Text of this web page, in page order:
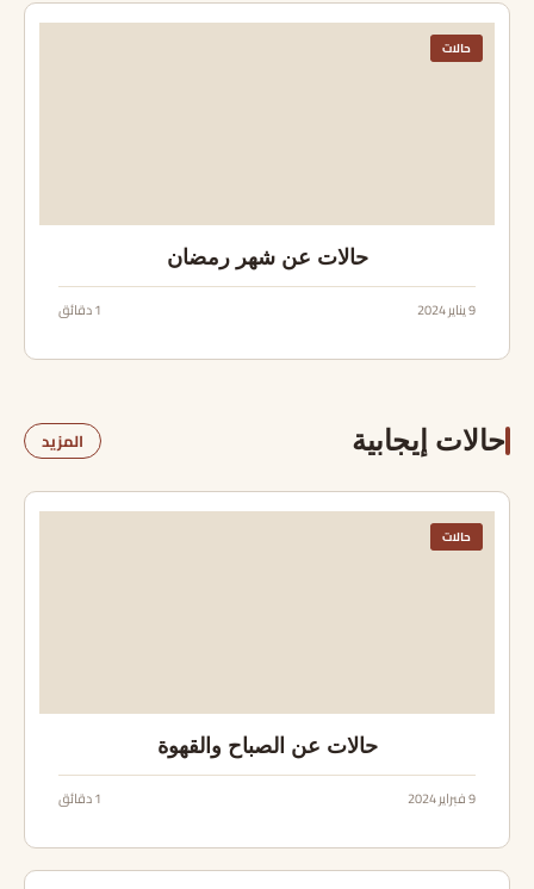
حالات
حالات عن شهر رمضان
9 يناير 2024 1 دقائق
حالات إيجابية المزيد
حالات
حالات عن الصباح والقهوة
9 فبراير 2024 1 دقائق